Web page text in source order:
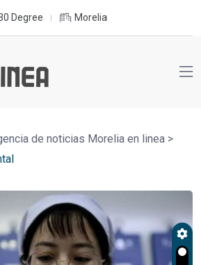
Degree Morelia
de noticias Morelia en linea >